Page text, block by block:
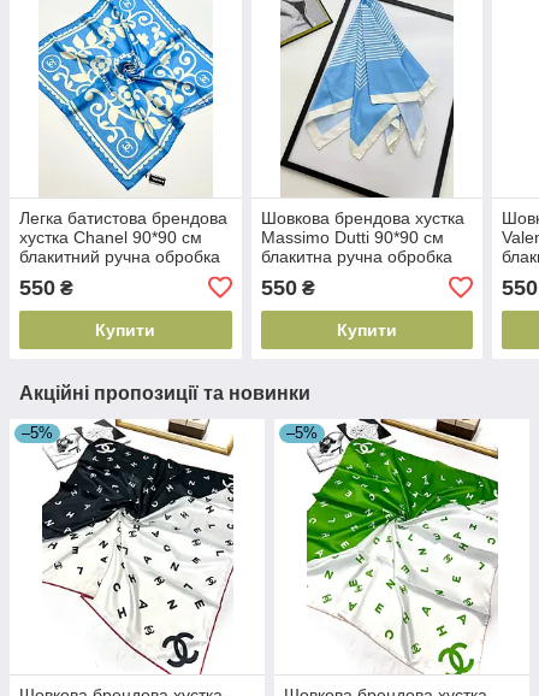
Легка батистова брендова
хустка Chanel 90*90 см
блакитний ручна обробка
550 ₴
Купити
Шовкова брендова хустка
Massimo Dutti 90*90 см
блакитна ручна обробка
550₴
Купити
550
Акційні пропозиції та новинки
–5% –5%